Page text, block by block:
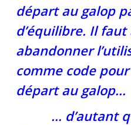
départ au galop
d’équilibre. Il
abandonner
comme code
départ au galop…
… d’autant